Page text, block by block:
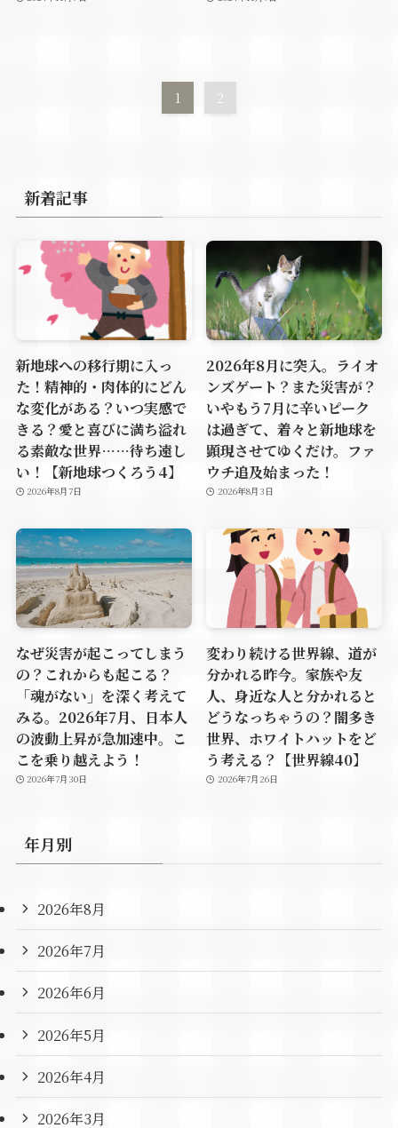
1 2
新着記事
新地球への移行期に入っ
た！精神的・肉体的にどん
な変化がある？いつ実感で
きる？愛と喜びに満ち溢れ
る素敵な世界……待ち遠し
い！【新地球つくろう4】
2026年8月7日
2026年8月に突入。ライオ
ンズゲート？また災害が？
いやもう7月に辛いピーク
は過ぎて、着々と新地球を
顕現させてゆくだけ。ファ
ウチ追及始まった！
2026年8月3日
なぜ災害が起こってしまう
の？これからも起こる？
「魂がない」を深く考えて
みる。2026年7月、日本人
の波動上昇が急加速中。こ
こを乗り越えよう！
2026年7月30日
変わり続ける世界線、道が
分かれる昨今。家族や友
人、身近な人と分かれると
どうなっちゃうの？闇多き
世界、ホワイトハットをど
う考える？【世界線40】
2026年7月26日
年月別
2026年8月
2026年7月
2026年6月
2026年5月
2026年4月
2026年3月